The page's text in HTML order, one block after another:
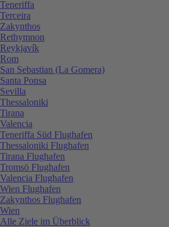
Teneriffa
Terceira
Zakynthos
Rethymnon
Reykjavík
Rom
San Sebastian (La Gomera)
Santa Ponsa
Sevilla
Thessaloniki
Tirana
Valencia
Teneriffa Süd Flughafen
Thessaloniki Flughafen
Tirana Flughafen
Tromsö Flughafen
Valencia Flughafen
Wien Flughafen
Zakynthos Flughafen
Wien
Alle Ziele im Überblick